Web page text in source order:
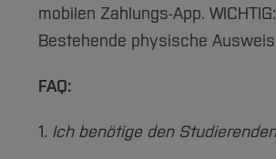
mobilen Zahlungs-App.
Bestehende physische
FAQ:
1. Ich benötige den